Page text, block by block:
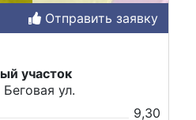
Отправить заявку
участок
ул.
9,30